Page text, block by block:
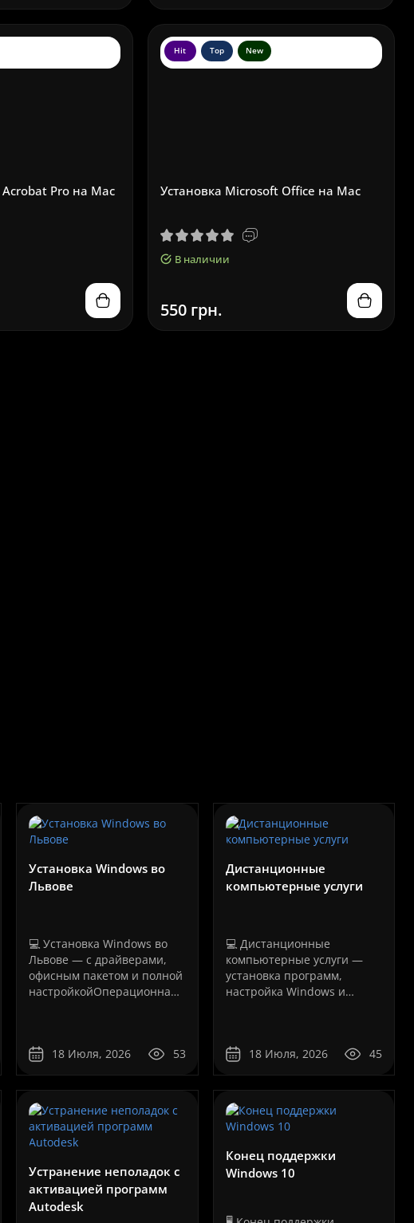
программ:
и профессионально
или но..
Pro на Mac
Hit Top New
Установка Microsoft Office на Mac
В наличии
550 грн.
Установка Windows во
Львове
💻 Установка Windows во
Львове — с драйверами,
офисным пакетом и полной
настройкойОперационная
рабочей станции. Даже
будет работать стабильно,
если система у..
18 Июля, 2026 53
Дистанционные
компьютерные услуги
💻 Дистанционные
компьютерные услуги —
установка программ,
настройка Windows и
компьютером сегодня
дистанционно, без
перевозки техники в
сервисный центр и без
ожидания..
18 Июля, 2026 45
Устранение неполадок с
активацией программ
Autodesk
Конец поддержки
Windows 10